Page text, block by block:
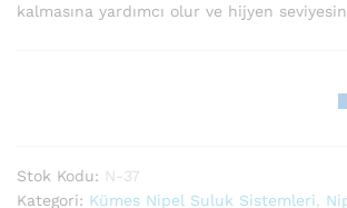
kalmasına yardımcı olur ve hijyen
Stok Kodu: N-37
Kategori: Kümes Nipel Suluk Sistemleri